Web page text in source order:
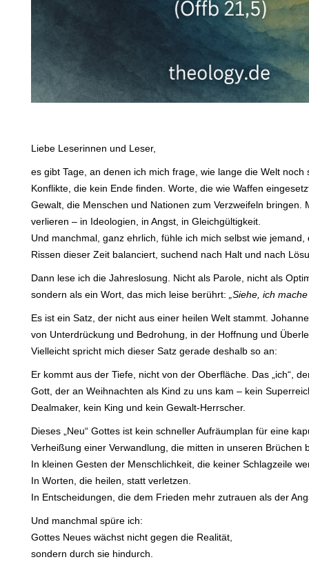
Liebe Leserinnen und Leser,
es gibt Tage, an denen ich mich frage, wie lange die Welt noch
Konflikte, die kein Ende finden. Worte, die wie Waffen
Gewalt, die Menschen und Nationen zum Verzweifeln bringen.
verlieren – in Ideologien, in Angst, in Gleichgültigkeit.
Und manchmal, ganz ehrlich, fühle ich mich selbst wie jemand,
Rissen dieser Zeit balanciert, suchend nach Halt und nach
Dann lese ich die Jahreslosung. Nicht als Parole, nicht als
sondern als ein Wort, das mich leise berührt:
„Siehe, ich
Es ist ein Satz, der nicht aus einer heilen Welt stammt.
von Unterdrückung und Bedrohung, in der Hoffnung und
Vielleicht spricht mich dieser Satz gerade deshalb so an:
Er kommt aus der Tiefe, nicht von der Oberfläche. Das „ich“,
Gott, der an Weihnachten als Kind zu uns kam – kein
Dealmaker, kein King und kein Gewalt-Herrscher.
Dieses „Neu“ Gottes ist kein schneller Aufräumplan für eine
Verheißung einer Verwandlung, die mitten in unseren Brüchen
In kleinen Gesten der Menschlichkeit, die keiner Schlagzeile
In Worten, die heilen, statt verletzen.
In Entscheidungen, die dem Frieden mehr zutrauen als der
Und manchmal spüre ich:
Gottes Neues wächst nicht gegen die Realität,
sondern durch sie hindurch.